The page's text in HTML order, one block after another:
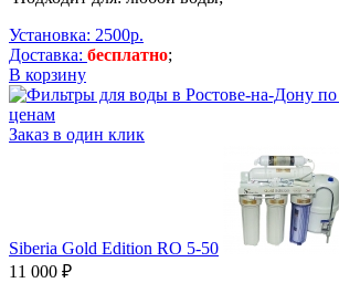
Установка: 2500р.
Доставка: бесплатно;
В корзину
Заказ в один клик
Siberia Gold Edition RO 5-50
11 000 ₽